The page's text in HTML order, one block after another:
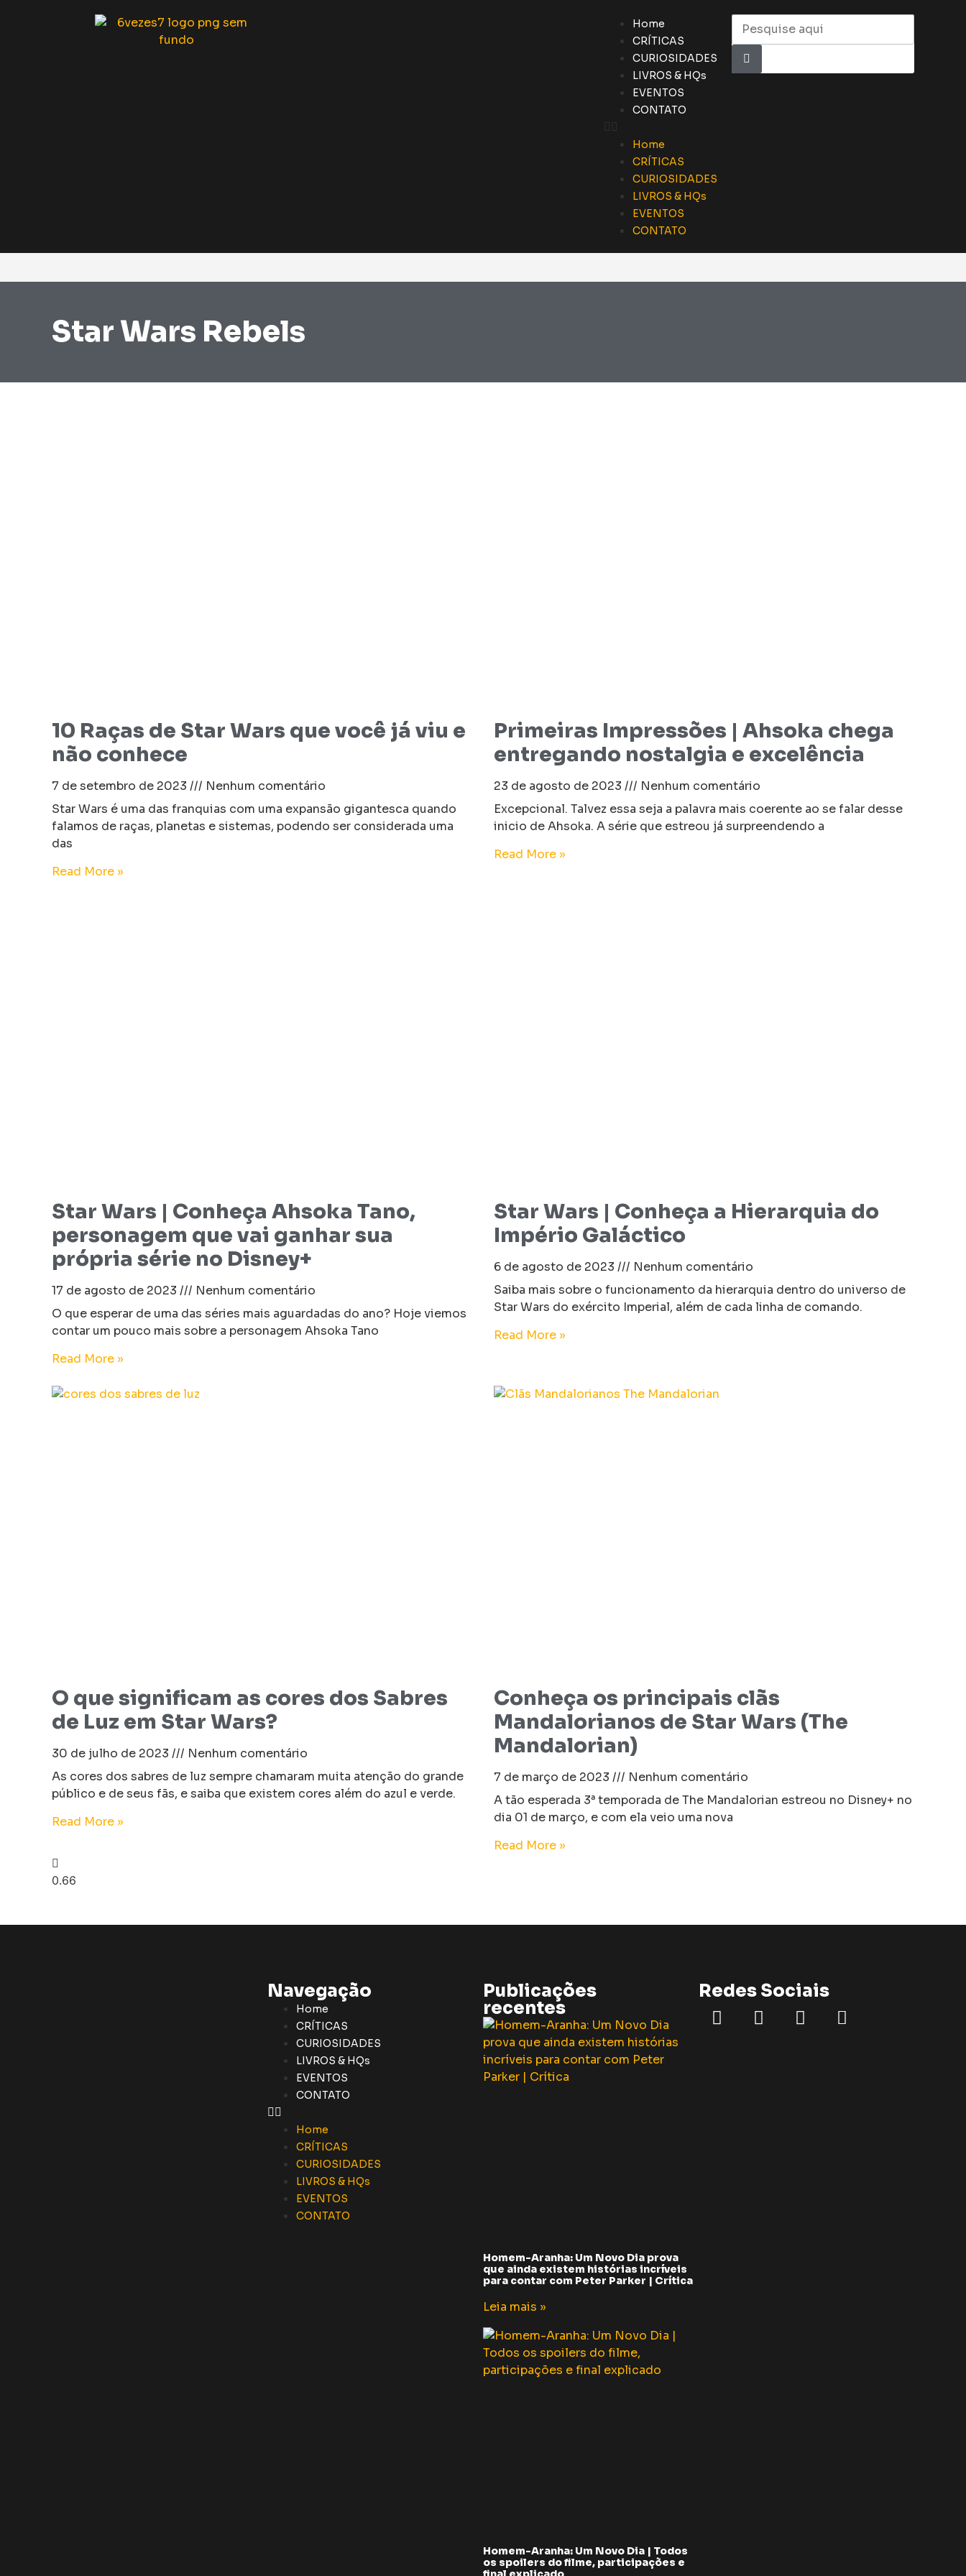
Home
CRÍTICAS
CURIOSIDADES
LIVROS & HQs
EVENTOS
CONTATO
Home
CRÍTICAS
CURIOSIDADES
LIVROS & HQs
EVENTOS
CONTATO
Star Wars Rebels
10 Raças de Star Wars que você já viu e
não conhece
7 de setembro de 2023
Nenhum comentário
Star Wars é uma das franquias com uma expansão gigantesca quando
falamos de raças, planetas e sistemas, podendo ser considerada uma
das
Read More »
Primeiras Impressões | Ahsoka chega
entregando nostalgia e excelência
23 de agosto de 2023
Nenhum comentário
Excepcional. Talvez essa seja a palavra mais coerente ao se falar desse
inicio de Ahsoka. A série que estreou já surpreendendo a
Read More »
Star Wars | Conheça Ahsoka Tano,
personagem que vai ganhar sua
própria série no Disney+
17 de agosto de 2023
Nenhum comentário
O que esperar de uma das séries mais aguardadas do ano? Hoje viemos
contar um pouco mais sobre a personagem Ahsoka Tano
Read More »
Star Wars | Conheça a Hierarquia do
Império Galáctico
6 de agosto de 2023
Nenhum comentário
Saiba mais sobre o funcionamento da hierarquia dentro do universo de
Star Wars do exército Imperial, além de cada linha de comando.
Read More »
O que significam as cores dos Sabres
de Luz em Star Wars?
30 de julho de 2023
Nenhum comentário
As cores dos sabres de luz sempre chamaram muita atenção do grande
público e de seus fãs, e saiba que existem cores além do azul e verde.
Read More »
Conheça os principais clãs
Mandalorianos de Star Wars (The
Mandalorian)
7 de março de 2023
Nenhum comentário
A tão esperada 3ª temporada de The Mandalorian estreou no Disney+ no
dia 01 de março, e com ela veio uma nova
Read More »
Navegação
Home
CRÍTICAS
CURIOSIDADES
LIVROS & HQs
EVENTOS
CONTATO
Home
CRÍTICAS
CURIOSIDADES
LIVROS & HQs
EVENTOS
CONTATO
Publicações
recentes
Homem-Aranha: Um Novo Dia prova
que ainda existem histórias incríveis
para contar com Peter Parker | Crítica
Leia mais »
Homem-Aranha: Um Novo Dia | Todos
os spoilers do filme, participações e
Redes Sociais